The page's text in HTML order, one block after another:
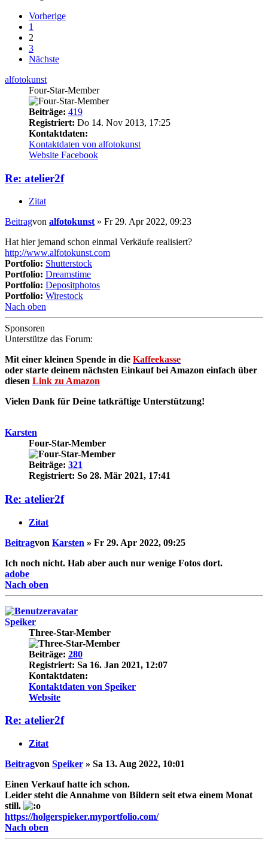
Vorherige
1
2
3
Nächste
alfotokunst
Four-Star-Member
Beiträge: 419
Registriert: Do 14. Nov 2013, 17:25
Kontaktdaten:
Kontaktdaten von alfotokunst
Website Facebook
Re: atelier2f
Zitat
Beitragvon alfotokunst » Fr 29. Apr 2022, 09:23
Hat hier jemand schon einmal Verkäufe realisiert?
http://www.alfotokunst.com
Portfolio: Shutterstock
Portfolio: Dreamstime
Portfolio: Depositphotos
Portfolio: Wirestock
Nach oben
Sponsoren
Unterstütze das Forum:
Mit einer kleinen Spende in die Kaffeekasse
oder starte deinem nächsten Einkauf bei Amazon einfach über
diesen Link zu Amazon
Vielen Dank für Deine tatkräftige Unterstützung!
Karsten
Four-Star-Member
Beiträge: 321
Registriert: So 28. Mär 2021, 17:41
Re: atelier2f
Zitat
Beitragvon Karsten » Fr 29. Apr 2022, 09:25
Ich noch nicht. Hab aber auch nur wenige Fotos dort.
adobe
Nach oben
Speiker
Three-Star-Member
Beiträge: 280
Registriert: Sa 16. Jan 2021, 12:07
Kontaktdaten:
Kontaktdaten von Speiker
Website
Re: atelier2f
Zitat
Beitragvon Speiker » Sa 13. Aug 2022, 10:01
Einen Verkauf hatte ich schon.
Leider steht die Annahme von Bildern seit etwa einem Monat
still.
https://holgerspieker.myportfolio.com/
Nach oben